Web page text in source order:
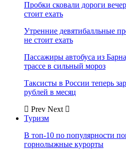
Пробки сковали дороги
стоит ехать
Утренние девятибалльные
не стоит ехать
Пассажиры автобуса из
трассе в сильный мороз
Таксисты в России теперь
рублей в месяц
Prev Next
Туризм
В топ-10 по популярности
горнолыжные курорты